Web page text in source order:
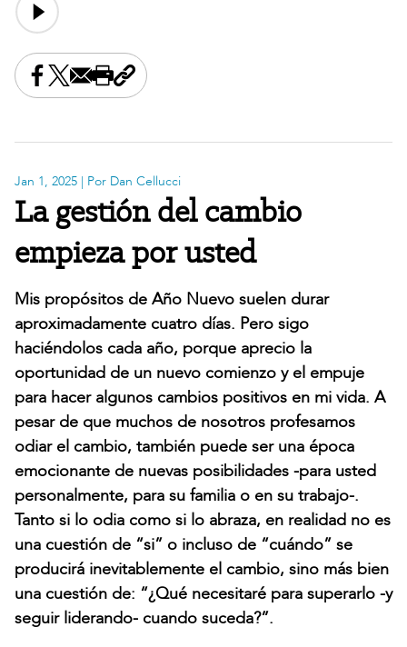
Share this on Facebook
Share this on X
Share this by email
Print this page
Copy the page address
Jan 1, 2025 | Por Dan Cellucci
La gestión del cambio
empieza por usted
Mis propósitos de Año Nuevo suelen durar
aproximadamente cuatro días. Pero sigo
haciéndolos cada año, porque aprecio la
oportunidad de un nuevo comienzo y el empuje
para hacer algunos cambios positivos en mi vida. A
pesar de que muchos de nosotros profesamos
odiar el cambio, también puede ser una época
emocionante de nuevas posibilidades -para usted
personalmente, para su familia o en su trabajo-.
Tanto si lo odia como si lo abraza, en realidad no es
una cuestión de “si” o incluso de “cuándo” se
producirá inevitablemente el cambio, sino más bien
una cuestión de: “¿Qué necesitaré para superarlo -y
seguir liderando- cuando suceda?”.